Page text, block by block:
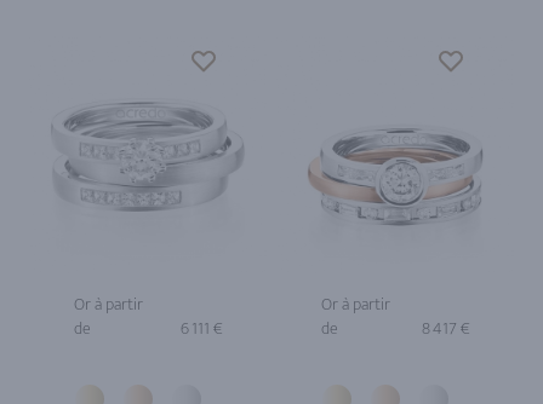
Or à partir
de
6 111 €
Or à partir
de
8 417 €